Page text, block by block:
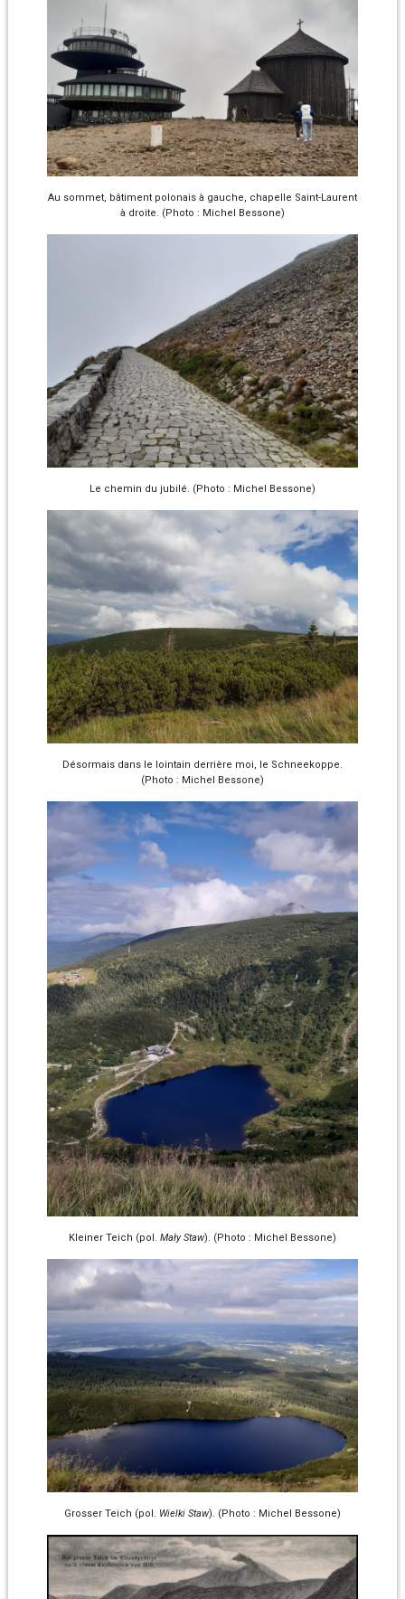
Au sommet, bâtiment polonais à gauche, chapelle Saint-Laurent
à droite. (Photo : Michel Bessone)
Le chemin du jubilé. (Photo : Michel Bessone)
Désormais dans le lointain derrière moi, le Schneekoppe.
(Photo : Michel Bessone)
Kleiner Teich (pol. Mały Staw). (Photo : Michel Bessone)
Grosser Teich (pol. Wielki Staw). (Photo : Michel Bessone)